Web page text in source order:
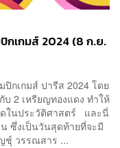
กเกมส์ 2024 (8 ก.ย.
กเกมส์ ปารีส 2024 โดย
บ 2 เหรียญทองแดง ทำให้
ในประวัติศาสตร์ และนี่
ซึ่งเป็นวันสุดท้ายที่จะมี
วรรณสาร ...